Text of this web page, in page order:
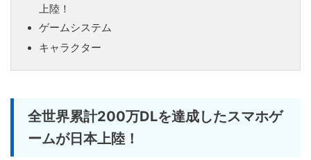
上陸！
ゲームシステム
キャラクター
全世界累計200万DLを達成したスマホゲ
ームが日本上陸！